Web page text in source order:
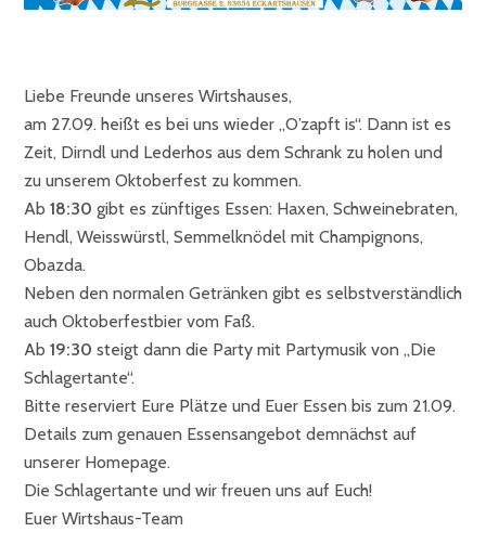
Liebe Freunde unseres Wirtshauses,
am 27.09. heißt es bei uns wieder „O’zapft is“. Dann ist es
Zeit, Dirndl und Lederhos aus dem Schrank zu holen und
zu unserem Oktoberfest zu kommen.
Ab 18:30 gibt es zünftiges Essen: Haxen, Schweinebraten,
Hendl, Weisswürstl, Semmelknödel mit Champignons,
Obazda.
Neben den normalen Getränken gibt es selbstverständlich
auch Oktoberfestbier vom Faß.
Ab 19:30 steigt dann die Party mit Partymusik von „Die
Schlagertante“.
Bitte reserviert Eure Plätze und Euer Essen bis zum 21.09.
Details zum genauen Essensangebot demnächst auf
unserer Homepage.
Die Schlagertante und wir freuen uns auf Euch!
Euer Wirtshaus-Team